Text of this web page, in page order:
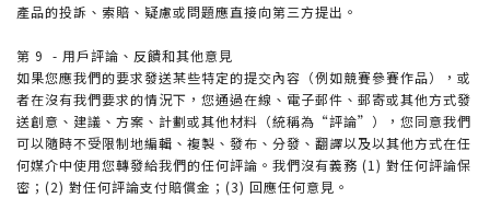
產品的投訴、索賠、疑慮或問題應直接向第三方提出。
第 9 - 用戶評論、反饋和其他意見
如果您應我們的要求發送某些特定的提交內容（例如競賽參賽作品），或
者在沒有我們要求的情況下，您通過在線、電子郵件、郵寄或其他方式發
送創意、建議、方案、計劃或其他材料（統稱為“評論”），您同意我們
可以隨時不受限制地編輯、複製、發布、分發、翻譯以及以其他方式在任
何媒介中使用您轉發給我們的任何評論。我們沒有義務 (1) 對任何評論保
密；(2) 對任何評論支付賠償金；(3) 回應任何意見。